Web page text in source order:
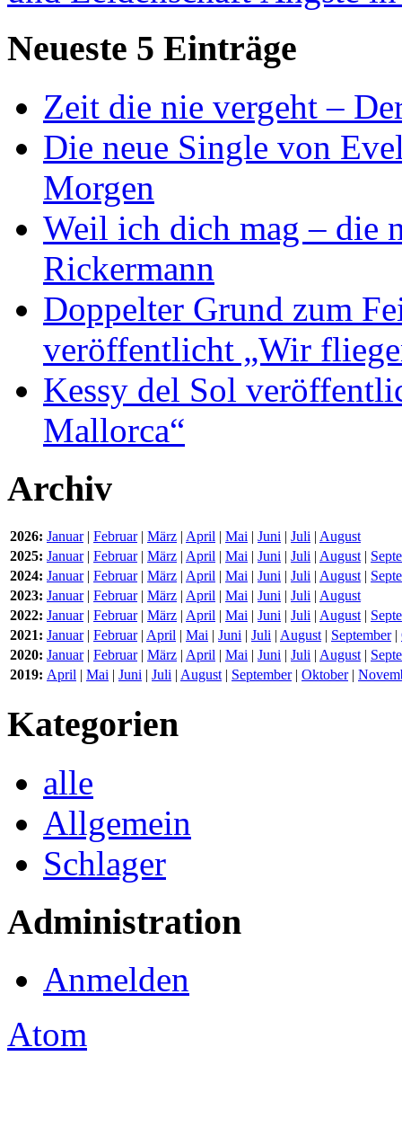
Neueste 5 Einträge
Zeit die nie vergeht –
Die neue Single von
Morgen
Weil ich dich mag – die
Rickermann
Doppelter Grund zum
veröffentlicht „Wir
Kessy del Sol
Mallorca“
Archiv
2026: Januar| Februar| März | April | Mai | Juni | Juli | August
2025: Januar| Februar| März | April | Mai | Juni | Juli | August|
2024: Januar| Februar| März | April | Mai | Juni | Juli | August|
2023: Januar| Februar| März | April | Mai | Juni | Juli | August
2022: Januar| Februar| März | April | Mai | Juni | Juli | August|
2021: Januar| Februar| April | Mai | Juni | Juli | August| September|
2020: Januar| Februar| März | April | Mai | Juni | Juli | August|
2019: April | Mai | Juni | Juli | August| September| Oktober|
Kategorien
alle
Allgemein
Schlager
Administration
Anmelden
Atom